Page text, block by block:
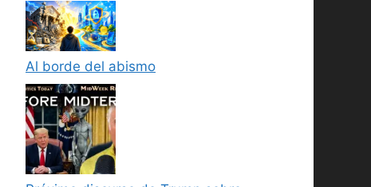
Al borde del abismo